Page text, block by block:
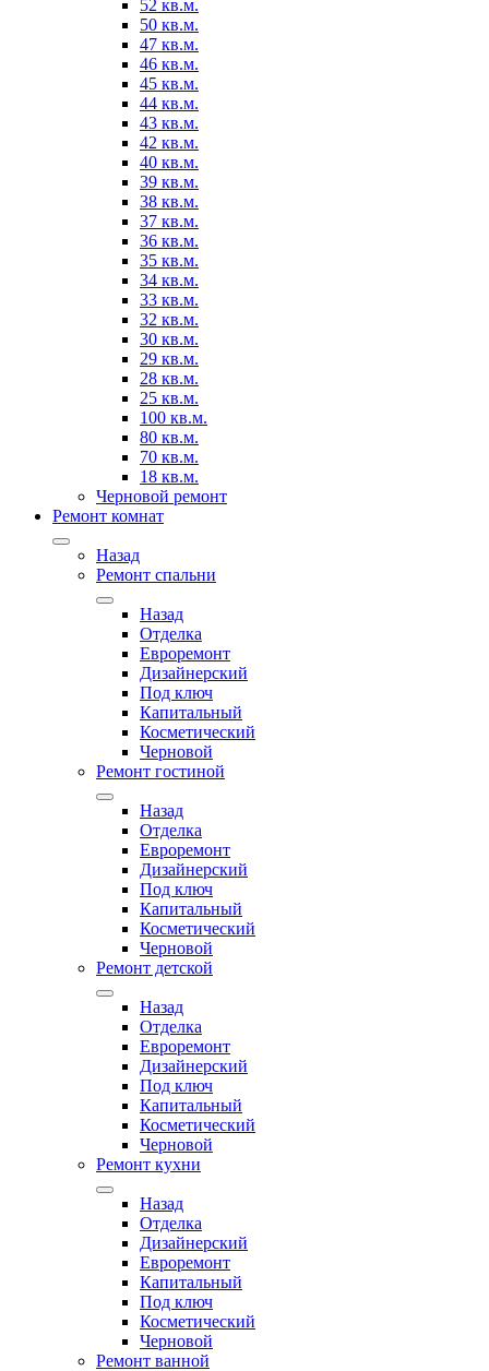
52 кв.м.
50 кв.м.
47 кв.м.
46 кв.м.
45 кв.м.
44 кв.м.
43 кв.м.
42 кв.м.
40 кв.м.
39 кв.м.
38 кв.м.
37 кв.м.
36 кв.м.
35 кв.м.
34 кв.м.
33 кв.м.
32 кв.м.
30 кв.м.
29 кв.м.
28 кв.м.
25 кв.м.
100 кв.м.
80 кв.м.
70 кв.м.
18 кв.м.
Черновой ремонт
Ремонт комнат
Назад
Ремонт спальни
Назад
Отделка
Евроремонт
Дизайнерский
Под ключ
Капитальный
Косметический
Черновой
Ремонт гостиной
Назад
Отделка
Евроремонт
Дизайнерский
Под ключ
Капитальный
Косметический
Черновой
Ремонт детской
Назад
Отделка
Евроремонт
Дизайнерский
Под ключ
Капитальный
Косметический
Черновой
Ремонт кухни
Назад
Отделка
Дизайнерский
Евроремонт
Капитальный
Под ключ
Косметический
Черновой
Ремонт ванной